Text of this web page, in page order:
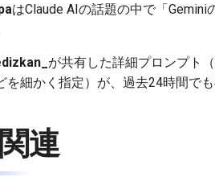
はClaude AIの話題の中で「Gemini
が共有した詳細プロンプト
を細かく指定）が、過去24時間で
連